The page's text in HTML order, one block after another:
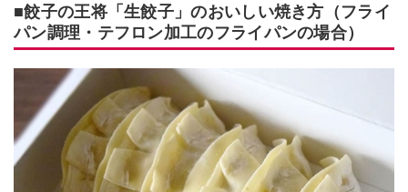
■餃子の王将「生餃子」のおいしい焼き方（フライ
パン調理・テフロン加工のフライパンの場合）